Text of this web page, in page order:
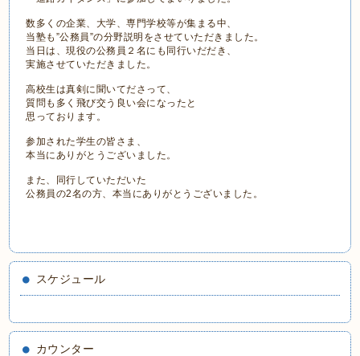
数多くの企業、大学、専門学校等が集まる中、
当塾も”公務員”の分野説明をさせていただきました。
当日は、現役の公務員２名にも同行いだだき、
実施させていただきました。
高校生は真剣に聞いてださって、
質問も多く飛び交う良い会になったと
思っております。
参加された学生の皆さま、
本当にありがとうございました。
また、同行していただいた
公務員の2名の方、本当にありがとうございました。
スケジュール
カウンター